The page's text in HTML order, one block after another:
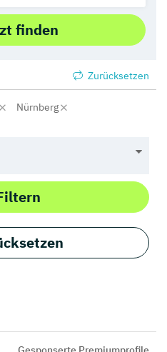
finden
Zurücksetzen
Nürnberg